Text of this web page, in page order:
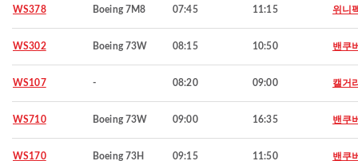
WS378 Boeing 7M8 07:45 11:15 위니
WS302 Boeing 73W 08:15 10:50 밴쿠
WS107 - 08:20 09:00 캘거
WS710 Boeing 73W 09:00 16:35 밴쿠
WS170 Boeing 73H 09:15 11:50 밴쿠